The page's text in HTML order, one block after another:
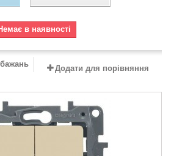
в наявності
Додати для порівняння